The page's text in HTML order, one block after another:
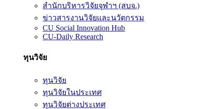
สำนักบริหารวิจัยจุฬาฯ (สบจ.)
ข่าวสารงานวิจัยและนวัตกรรม
CU Social Innovation Hub
CU-Daily Research
ทุนวิจัย
ทุนวิจัย
ทุนวิจัยในประเทศ
ทุนวิจัยต่างประเทศ